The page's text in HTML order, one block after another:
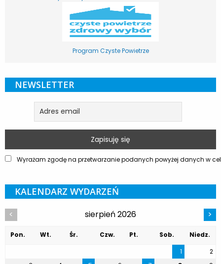
Program Czyste Powietrze
NEWSLETTER
Wyrażam zgodę na przetwarzanie podanych powyżej danych w
KALENDARZ WYDARZEŃ
< sierpień 2026 >
Pon. Wt. Śr. Czw. Pt. Sob.
Niedz.
1
2